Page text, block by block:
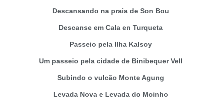
Descansando na praia de Son Bou
Descanse em Cala en Turqueta
Passeio pela Ilha Kalsoy
Um passeio pela cidade de Binibequer Vell
Subindo o vulcão Monte Agung
Levada Nova e Levada do Moinho